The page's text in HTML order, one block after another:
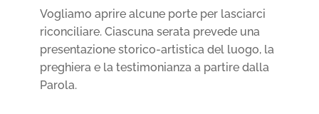
Vogliamo aprire alcune porte per lasciarci
riconciliare. Ciascuna serata prevede una
presentazione storico-artistica del luogo, la
preghiera e la testimonianza a partire dalla
Parola.